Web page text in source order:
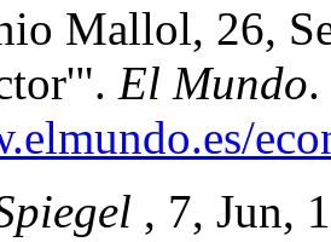
Mallol, 26,
El Mundo
, 7, Jun,